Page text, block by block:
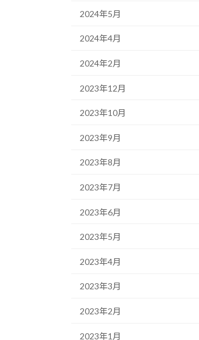
2024年5月
2024年4月
2024年2月
2023年12月
2023年10月
2023年9月
2023年8月
2023年7月
2023年6月
2023年5月
2023年4月
2023年3月
2023年2月
2023年1月